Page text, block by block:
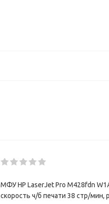
МФУ HP LaserJet Pro M428fdn
скорость ч/б печати 38 стр/мин,